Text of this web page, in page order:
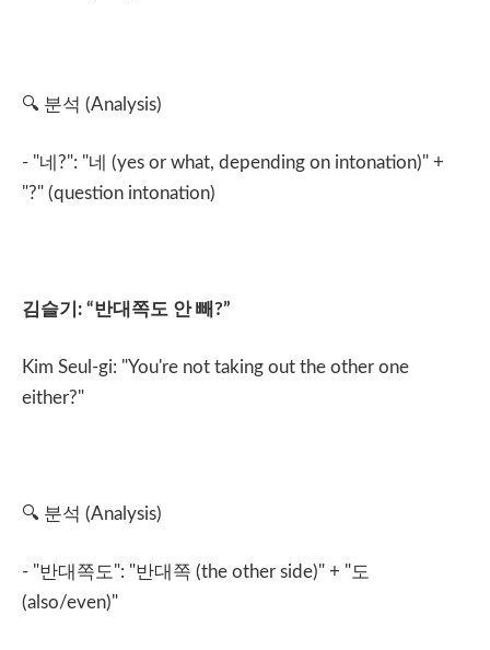
🔍 분석 (Analysis)
- "네 ?": "네
(yes or what, depending on intonation)" +
"?" (question intonation)
김슬기 : “반대쪽도 안 빼?”
Kim Seul-gi: "You're not taking out the other one
either?"
🔍 분석 (Analysis)
- "반대쪽도": "반대쪽 (the other side)" + "도
(also/even)"